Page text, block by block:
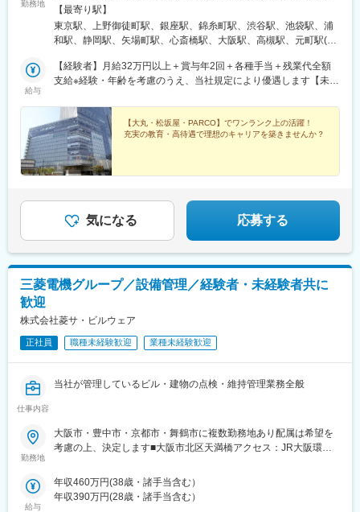
勤務地
野店◆GINZA SIX（設備管理事務）◆錦糸町PARCO◆渋谷
PARCO◆池袋PARCO＜埼玉県＞◆浦和PARCO＜静岡県＞◆松坂
屋静岡店＜愛知県＞◆松坂屋名古屋店◆名古屋PARCO＜大阪府＞
京都府＞◆大丸京都店＜兵庫県＞◆大丸神戸店◆大丸須磨店◆大
丸芦屋店＜山口県＞◆大丸下関店 ＜福岡県＞◆博多大丸◆福岡
【最寄り駅】
東京駅、上野御徒町駅、銀座駅、錦糸町駅、渋谷駅、池袋駅、浦
和駅、静岡駅、矢場町駅、心斎橋駅、大阪駅、高槻駅、元町駅(兵
岡駅、二重橋前駅、上野広小路駅、東銀座駅、神泉駅、東池袋
駅、新静岡駅、栄駅(愛知県)、上前津駅、四ツ橋駅、梅田駅(地下
駅(東京都)、御徒町駅、築地市場駅、日吉町駅、栄町駅(愛知県)、
長堀橋駅、大阪梅田駅(阪神線)、神戸三宮駅(阪急・神戸高速)
給与
【経験者】月給32万円以上＋賞与年2回＋各種手当＋残業代全額
支給※経験・年齢を考慮のうえ、当社規定により優遇します【未経
経験・年齢を考慮のうえ、当社規定により優遇します
――――――――――〈年収例〉・年収480万円／31歳（経験4
年・中途入社）・年収600万円／38歳（経験12年・中途入社）・
年収650万円／40歳（経験19年・中途入社）※いずれも賞与・各種
手当・残業代を含む――――――――――
【大丸・松坂屋・PARCO】でワンランク上の活躍！
充実の教育・高待遇で理想のキャリアを築きませんか？
気になる 応募する
三菱電機グループ／設備管理／経験者・未経験者共に
歓迎
株式会社菱サ・ビルウェア
正社員 職種未経験歓迎 業種未経験歓迎
仕事内容
当社が管理しているビル・建物の点検・維持管理業務全般
勤務地
大阪市・豊中市・京都市・舞鶴市に複数勤務地あり配属は希望を
考慮の上、決定します■大阪市北区天満橋アクセス：JR大阪環状
ロ『長居』駅より徒歩5分■大阪府豊中市アクセス：阪急『神崎
川』駅より徒歩17分、JR東西線『加島』駅より徒歩16分※上記最
寄り駅より送迎バスあり■京都府京都市右京区アクセス：阪急『西
給与
年収460万円(38歳・諸手当含む）
年収390万円(28歳・諸手当含む）